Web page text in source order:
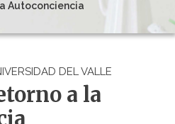
Autoconciencia
DEL VALLE
a la